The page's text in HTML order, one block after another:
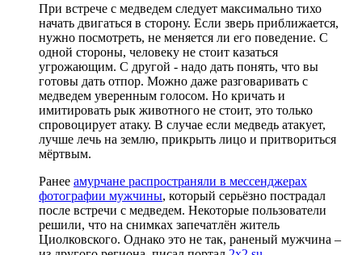
При встрече с медведем следует максимально тихо
начать двигаться в сторону. Если зверь приближается,
нужно посмотреть, не меняется ли его поведение. С
одной стороны, человеку не стоит казаться
угрожающим. С другой - надо дать понять, что вы
готовы дать отпор. Можно даже разговаривать с
медведем уверенным голосом. Но кричать и
имитировать рык животного не стоит, это только
спровоцирует атаку. В случае если медведь атакует,
лучше лечь на землю, прикрыть лицо и притвориться
мёртвым.
Ранее амурчане распространяли в мессенджерах
фотографии мужчины, который серьёзно пострадал
после встречи с медведем. Некоторые пользователи
решили, что на снимках запечатлён житель
Циолковского. Однако это не так, раненый мужчина –